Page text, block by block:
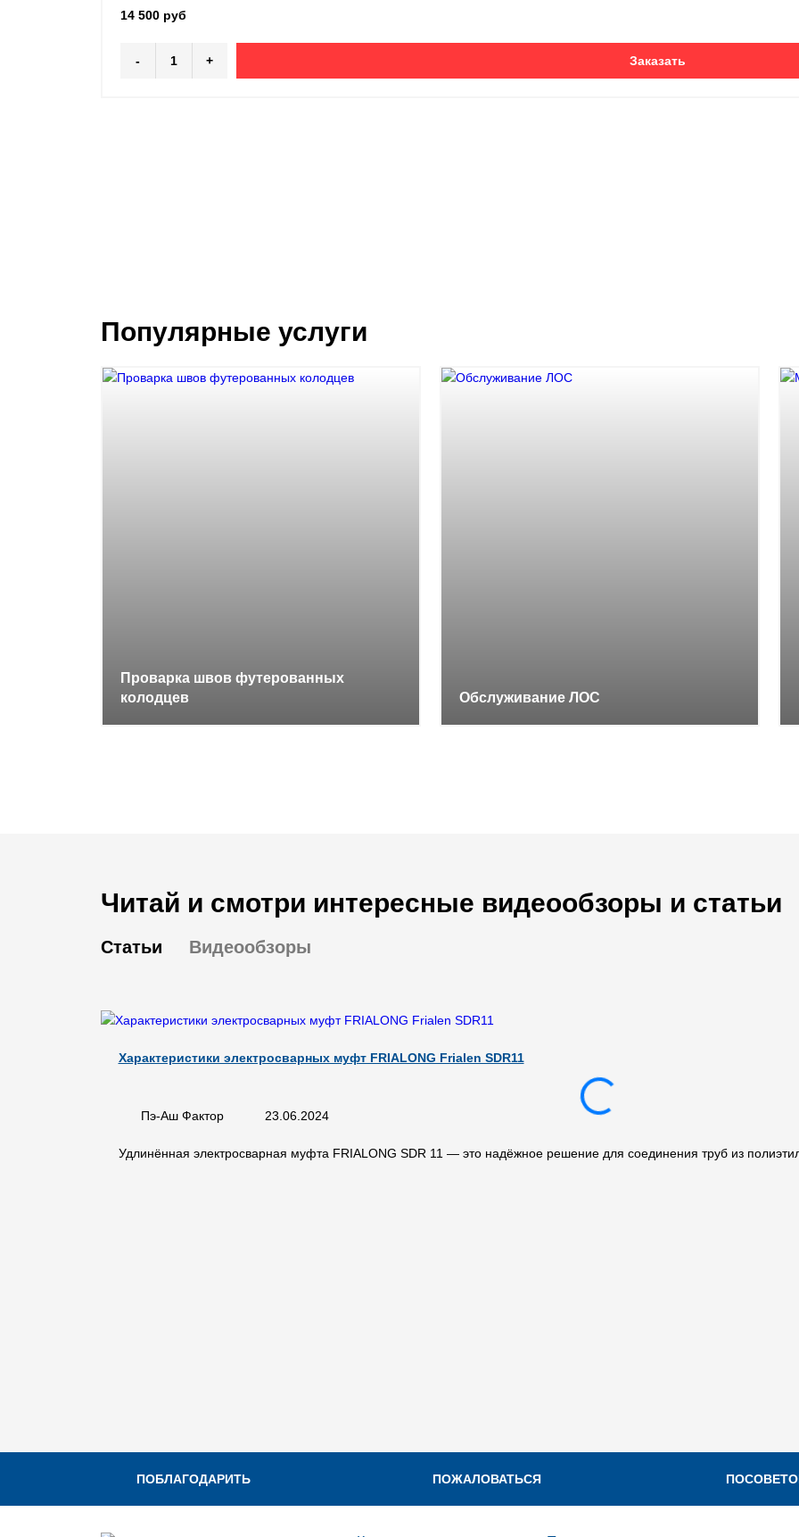
14 500 руб
- + Заказать
Популярные услуги
Проварка швов футерованных
колодцев
Обслуживание ЛОС
Читай и смотри интересные видеообзоры и статьи
Статьи Видеообзоры
Характеристики электросварных муфт FRIALONG Frialen SDR11
Пэ-Аш Фактор 23.06.2024
Удлинённая электросварная муфта FRIALONG SDR 11 — это надёжное решение для соединения труб из
ПОБЛАГОДАРИТЬ ПОЖАЛОВАТЬСЯ